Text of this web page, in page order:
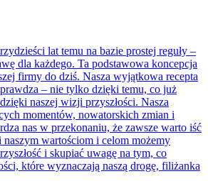
lat temu na bazie prostej reguły –
dla każdego. Ta podstawowa koncepcja
firmy do dziś. Nasza wyjątkowa recepta
– nie tylko dzięki temu, co już
naszej wizji przyszłości. Nasza
momentów, nowatorskich zmian i
nas w przekonaniu, że zawsze warto iść
wartościom i celom możemy
i skupiać uwagę na tym, co
które wyznaczają naszą drogę, filiżanka